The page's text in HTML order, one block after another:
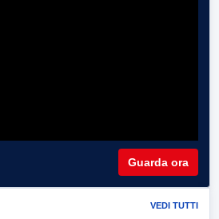
Guarda ora
VEDI TUTTI